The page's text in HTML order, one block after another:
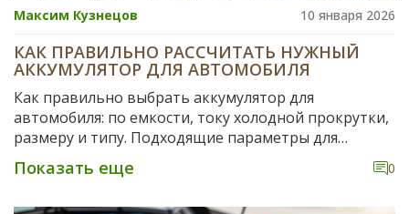
Максим Кузнецов 10 января 2026
КАК ПРАВИЛЬНО РАССЧИТАТЬ НУЖНЫЙ
АККУМУЛЯТОР ДЛЯ АВТОМОБИЛЯ
Как правильно выбрать аккумулятор для
автомобиля: по емкости, току холодной прокрутки,
размеру и типу. Подходящие параметры для
популярных моделей и советы по эксплуатации в
суровых зимах.
Показать еще 0